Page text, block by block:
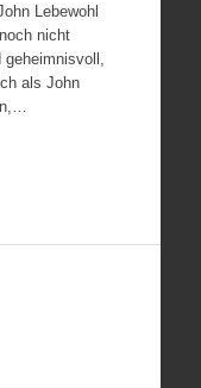
Lebewohl
nicht
als John